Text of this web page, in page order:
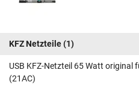
KFZ Netzteile(1)
USB KFZ-Netzteil 65 Watt original
(21AC)